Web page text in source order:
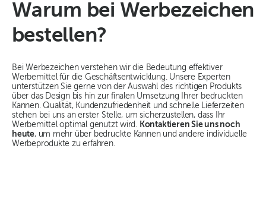
Warum bei Werbezeichen
bestellen?
Bei Werbezeichen verstehen wir die Bedeutung effektiver
Werbemittel für die Geschäftsentwicklung. Unsere Experten
unterstützen Sie gerne von der Auswahl des richtigen Produkts
über das Design bis hin zur finalen Umsetzung Ihrer bedruckten
Kannen. Qualität, Kundenzufriedenheit und schnelle Lieferzeiten
stehen bei uns an erster Stelle, um sicherzustellen, dass Ihr
Werbemittel optimal genutzt wird. Kontaktieren Sie uns noch
heute, um mehr über bedruckte Kannen und andere individuelle
Werbeprodukte zu erfahren.